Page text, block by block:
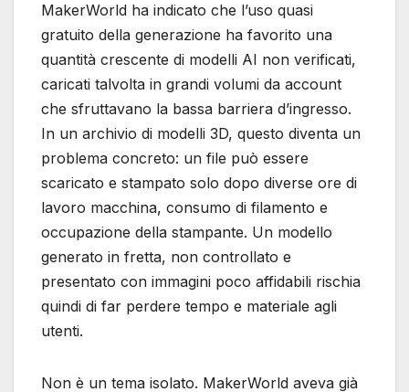
MakerWorld ha indicato che l’uso quasi
gratuito della generazione ha favorito una
quantità crescente di modelli AI non verificati,
caricati talvolta in grandi volumi da account
che sfruttavano la bassa barriera d’ingresso.
In un archivio di modelli 3D, questo diventa un
problema concreto: un file può essere
scaricato e stampato solo dopo diverse ore di
lavoro macchina, consumo di filamento e
occupazione della stampante. Un modello
generato in fretta, non controllato e
presentato con immagini poco affidabili rischia
quindi di far perdere tempo e materiale agli
utenti.
Non è un tema isolato. MakerWorld aveva già